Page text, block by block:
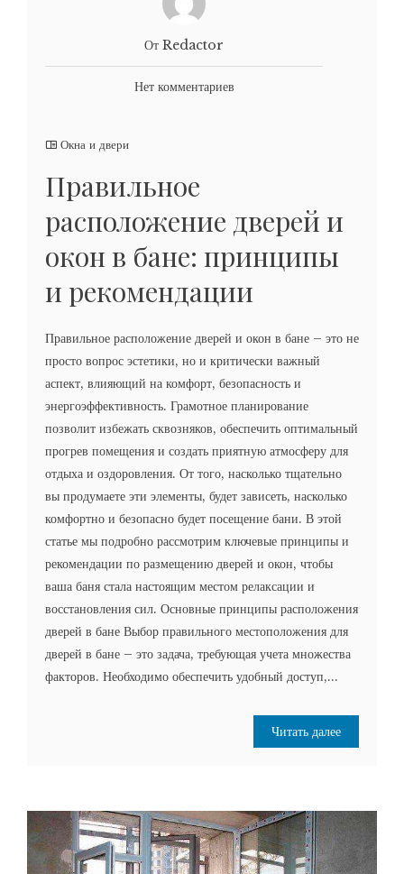
От Redactor
Нет комментариев
Окна и двери
Правильное
расположение дверей и
окон в бане: принципы
и рекомендации
Правильное расположение дверей и окон в бане – это не
просто вопрос эстетики, но и критически важный
аспект, влияющий на комфорт, безопасность и
энергоэффективность. Грамотное планирование
позволит избежать сквозняков, обеспечить оптимальный
прогрев помещения и создать приятную атмосферу для
отдыха и оздоровления. От того, насколько тщательно
вы продумаете эти элементы, будет зависеть, насколько
комфортно и безопасно будет посещение бани. В этой
статье мы подробно рассмотрим ключевые принципы и
рекомендации по размещению дверей и окон, чтобы
ваша баня стала настоящим местом релаксации и
восстановления сил. Основные принципы расположения
дверей в бане Выбор правильного местоположения для
дверей в бане – это задача, требующая учета множества
факторов. Необходимо обеспечить удобный доступ,...
Читать далее